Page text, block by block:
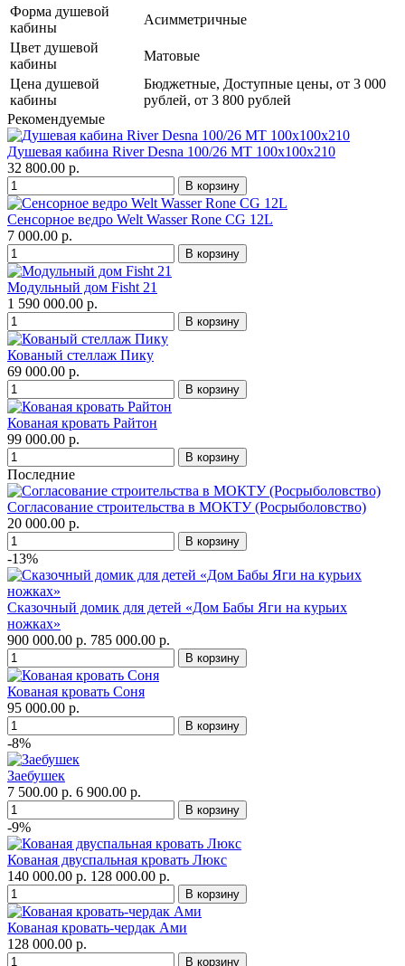
Форма душевой
кабины
Асимметричные
Цвет душевой
кабины
Матовые
Цена душевой
кабины
Бюджетные, Доступные цены, от 3 000
рублей, от 3 800 рублей
Рекомендуемые
Душевая кабина River Desna 100/26 МТ 100х100х210
32 800.00 р.
Сенсорное ведро Welt Wasser Rone CG 12L
7 000.00 р.
Модульный дом Fisht 21
1 590 000.00 р.
Кованый стеллаж Пику
69 000.00 р.
Кованая кровать Райтон
99 000.00 р.
Последние
Согласование строительства в МОКТУ (Росрыболовство)
20 000.00 р.
-13%
Сказочный домик для детей «Дом Бабы Яги на курьих
ножках»
900 000.00 р. 785 000.00 р.
Кованая кровать Соня
95 000.00 р.
-8%
Заебушек
7 500.00 р. 6 900.00 р.
-9%
Кованая двуспальная кровать Люкс
140 000.00 р. 128 000.00 р.
Кованая кровать-чердак Ами
128 000.00 р.